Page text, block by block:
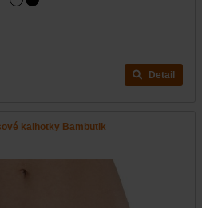
Detail
kalhotky Bambutik